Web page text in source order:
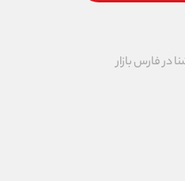
در فارس بازار